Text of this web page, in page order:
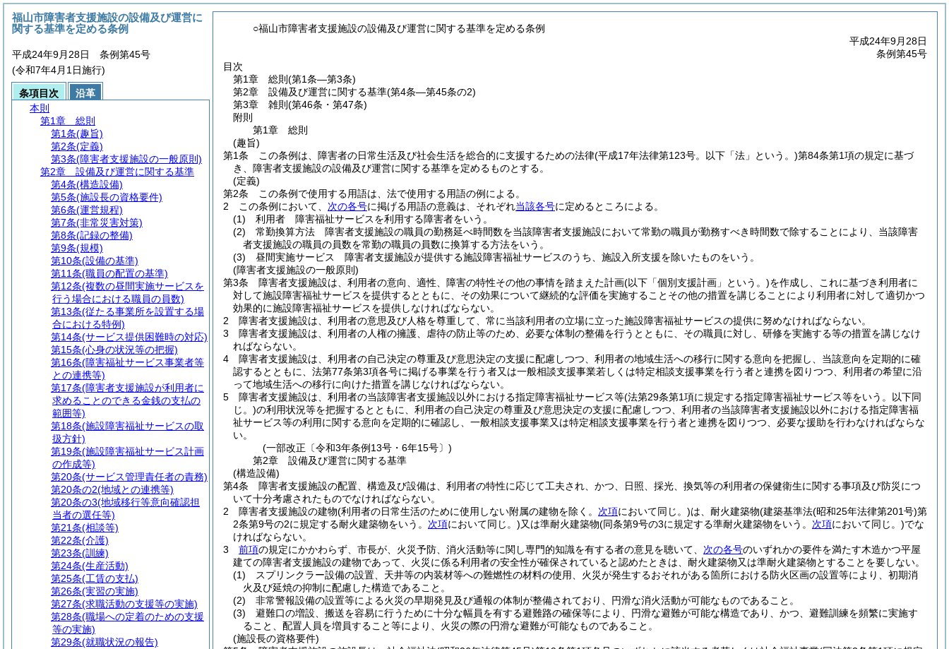
○福山市障害者支援施設の設備及び運営に関する基準を定める条例
平成24年9月28日
条例第45号
目次
第1章
総則 (第1条―第3条)
第2章
設備及び運営に関する基準(第4条―第45条の2)
第3章
雑則 (第46条・第47条)
附則
第1章
総則
(趣旨)
第1条
この条例は、障害者の日常生活及び社会生活を総合的に支援するための法律(平成17年法律第123号。以下「法」という。)第84条第1項の規定に基づ
き、障害者支援施設の設備及び運営に関する基準を定めるものとする。
(定義)
第2条
この条例で使用する用語は、法で使用する用語の例による。
2
この条例において、 次の各号に掲げる用語の意義は、それぞれ当該各号に定めるところによる。
(1)
利用者 障害福祉サービスを利用する障害者をいう。
(2)
常勤換算方法 障害者支援施設の職員の勤務延べ時間数を当該障害者支援施設において常勤の職員が勤務すべき時間数で除することにより、当該障害
者支援施設の職員の員数を常勤の職員の員数に換算する方法をいう。
(3)
昼間実施サービス 障害者支援施設が提供する施設障害福祉サービスのうち、施設入所支援を除いたものをいう。
(障害者支援施設の一般原則)
第3条
障害者支援施設は、利用者の意向、適性、障害の特性その他の事情を踏まえた計画(以下「個別支援計画」という。)を作成し、これに基づき利用者に
対して施設障害福祉サービスを提供するとともに、その効果について継続的な評価を実施することその他の措置を講じることにより利用者に対して適切かつ
効果的に施設障害福祉サービスを提供しなければならない。
2
障害者支援施設は、利用者の意思及び人格を尊重して、常に当該利用者の立場に立った施設障害福祉サービスの提供に努めなければならない。
3
障害者支援施設は、利用者の人権の擁護、虐待の防止等のため、必要な体制の整備を行うとともに、その職員に対し、研修を実施する等の措置を講じなけ
ればならない。
4
障害者支援施設は、利用者の自己決定の尊重及び意思決定の支援に配慮しつつ、利用者の地域生活への移行に関する意向を把握し、当該意向を定期的に確
認するとともに、法第77条第3項各号に掲げる事業を行う者又は一般相談支援事業若しくは特定相談支援事業を行う者と連携を図りつつ、利用者の希望に沿
って地域生活への移行に向けた措置を講じなければならない。
5
障害者支援施設は、利用者の当該障害者支援施設以外における指定障害福祉サービス等(法第29条第1項に規定する指定障害福祉サービス等をいう。以下同
じ。)の利用状況等を把握するとともに、利用者の自己決定の尊重及び意思決定の支援に配慮しつつ、利用者の当該障害者支援施設以外における指定障害福
祉サービス等の利用に関する意向を定期的に確認し、一般相談支援事業又は特定相談支援事業を行う者と連携を図りつつ、必要な援助を行わなければならな
い。
(一部改正〔令和3年条例13号・6年15号〕)
第2章
設備及び運営に関する基準
(構造設備)
第4条
障害者支援施設の配置、構造及び設備は、利用者の特性に応じて工夫され、かつ、日照、採光、換気等の利用者の保健衛生に関する事項及び防災につ
いて十分考慮されたものでなければならない。
2
障害者支援施設の建物(利用者の日常生活のために使用しない附属の建物を除く。 次項において同じ。)は、耐火建築物(建築基準法(昭和25年法律第201号)第
2条第9号の2に規定する耐火建築物をいう。 次項において同じ。)又は準耐火建築物(同条第9号の3に規定する準耐火建築物をいう。 次項において同じ。)でな
ければならない。
3
前項の規定にかかわらず、市長が、火災予防、消火活動等に関し専門的知識を有する者の意見を聴いて、 次の各号のいずれかの要件を満たす木造かつ平屋
建ての障害者支援施設の建物であって、火災に係る利用者の安全性が確保されていると認めたときは、耐火建築物又は準耐火建築物とすることを要しない。
(1)
スプリンクラー設備の設置、天井等の内装材等への難燃性の材料の使用、火災が発生するおそれがある箇所における防火区画の設置等により、初期消
火及び延焼の抑制に配慮した構造であること。
(2)
非常警報設備の設置等による火災の早期発見及び通報の体制が整備されており、円滑な消火活動が可能なものであること。
(3)
避難口の増設、搬送を容易に行うために十分な幅員を有する避難路の確保等により、円滑な避難が可能な構造であり、かつ、避難訓練を頻繁に実施す
ること、配置人員を増員すること等により、火災の際の円滑な避難が可能なものであること。
(施設長の資格要件)
福山市障害者支援施設の設備及び運営に
関する基準を定める条例
平成24年9月28日 条例第45号
(令和7年4月1日施行)
条項目次
沿革
本則
第1章
総則
第1条(趣旨)
第2条(定義)
第3条(障害者支援施設の一般原則)
第2章
設備及び運営に関する基準
第4条(構造設備)
第5条(施設長の資格要件)
第6条(運営規程)
第7条(非常災害対策)
第8条(記録の整備)
第9条(規模)
第10条(設備の基準)
第11条(職員の配置の基準)
第12条(複数の昼間実施サービスを
行う場合における職員の員数)
第13条(従たる事業所を設置する場
合における特例)
第14条(サービス提供困難時の対応)
第15条(心身の状況等の把握)
第16条(障害福祉サービス事業者等
との連携等)
第17条(障害者支援施設が利用者に
求めることのできる金銭の支払の
範囲等)
第18条(施設障害福祉サービスの取
扱方針)
第19条(施設障害福祉サービス計画
の作成等)
第20条(サービス管理責任者の責務)
第20条の2(地域との連携等)
第20条の3(地域移行等意向確認担
当者の選任等)
第21条(相談等)
第22条(介護)
第23条(訓練)
第24条(生産活動)
第25条(工賃の支払)
第26条(実習の実施)
第27条(求職活動の支援等の実施)
第28条(職場への定着のための支援
等の実施)
第29条(就職状況の報告)